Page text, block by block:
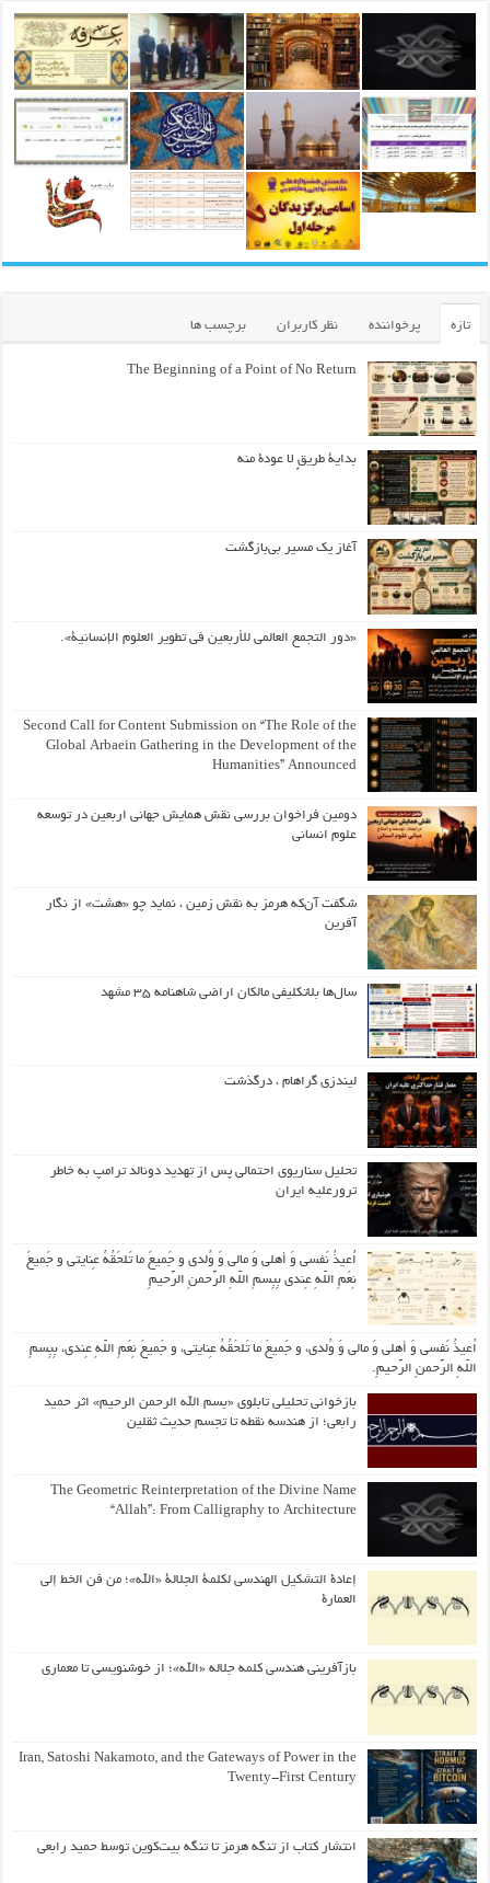
تازه پرخواننده نظر کاربران برچسب ها
The Beginning of a Point of No Return
بداية طريقٍ لا عودة منه
آغاز یک مسیر بی‌بازگشت
«دور التجمع العالمي للأربعين في تطوير العلوم الإنسانية».
Second Call for Content Submission on “The Role of the
Global Arbaein Gathering in the Development of the
Humanities” Announced
دومین فراخوان بررسی نقش همایش جهانی اربعین در توسعه
علوم انسانی
شگفت آن‌که هرمز به نقش زمین ، نماید چو «هشت» از نگار
آفرین
سال‌ها بلاتکلیفی مالکان اراضی شاهنامه ۳۵ مشهد
لیندزی گراهام ، درگذشت
تحلیل سناریوی احتمالی پس از تهدید دونالد ترامپ به خاطر
ترورعلیه ایران
اُعیذُ نَفسی وَ أهلی وَ مالی وَ وُلدی و جَمیعَ ما تَلحَقُهُ عِنایتی و جَمیعَ
نِعَمِ اللّهِ عِندی بِبِسمِ اللّهِ الرَّحمنِ الرَّحیمِ
اُعیذُ نَفسی وَ أهلی وَ مالی وَ وُلدی، و جَمیعَ ما تَلحَقُهُ عِنایتی، و جَمیعَ نِعَمِ اللّهِ عِندی، بِبِسمِ
اللّهِ الرَّحمنِ الرَّحیمِ.
بازخوانی تحلیلی تابلوی «بسم الله الرحمن الرحیم» اثر حمید
رابعی؛ از هندسه نقطه تا تجسم حدیث ثقلین
The Geometric Reinterpretation of the Divine Name
“Allah”: From Calligraphy to Architecture
إعادة التشكيل الهندسي لكلمة الجلالة «الله»؛ من فن الخط إلى
العمارة
بازآفرینی هندسی کلمه جلاله «الله»؛ از خوشنویسی تا معماری
Iran, Satoshi Nakamoto, and the Gateways of Power in the
Twenty-First Century
انتشار کتاب از تنگه هرمز تا تنگه بیت‌کوین توسط حمید رابعی